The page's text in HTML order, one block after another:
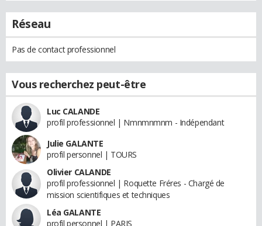
Réseau
Pas de contact professionnel
Vous recherchez peut-être
Luc CALANDE
profil professionnel | Nmnmnmnm - Indépendant
Julie GALANTE
profil personnel | TOURS
Olivier CALANDE
profil professionnel | Roquette Fréres - Chargé de
mission scientifiques et techniques
Léa GALANTE
profil personnel | PARIS